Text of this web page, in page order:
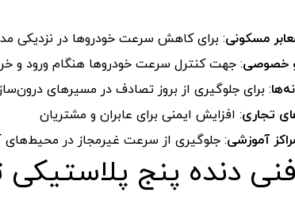
مسکونی: برایکاهش سرعت خودروها در نزدیکی
خصوصی: جهتکنترل سرعت خودروها هنگام ورود و
: برای جلوگیری از بروز تصادف در مسیرهای
تجاری: افزایش ایمنی برای عابران و مشتریان
آموزشی: جلوگیری از سرعت غیرمجاز در محیط‌های
فنی دنده پنج پلاستیکی